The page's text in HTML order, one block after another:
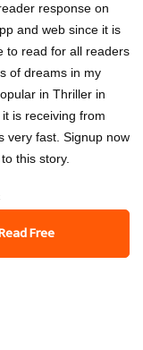
response on
and web since it is
to read for all readers
of dreams in my
in Thriller in
is receiving from
very fast. Signup now
this story.
Free